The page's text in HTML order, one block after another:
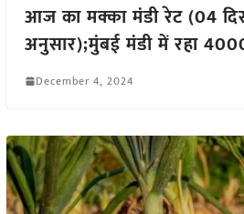
आज का मक्का मंडी रेट (04
अनुसार);मुंबई मंडी में रहा
December 4, 2024